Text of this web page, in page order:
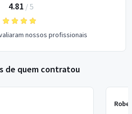
4.81 / 5
nossos profissionais
de quem contratou